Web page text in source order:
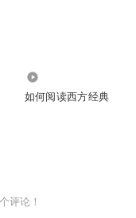
如何阅读西方经典
评论！